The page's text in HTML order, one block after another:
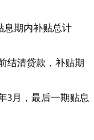
期内补贴总计
清贷款，补贴期
月，最后一期贴息